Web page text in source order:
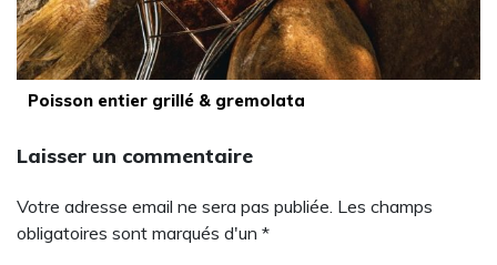
Poisson entier grillé & gremolata
Laisser un commentaire
Votre adresse email ne sera pas publiée. Les champs
obligatoires sont marqués d'un *